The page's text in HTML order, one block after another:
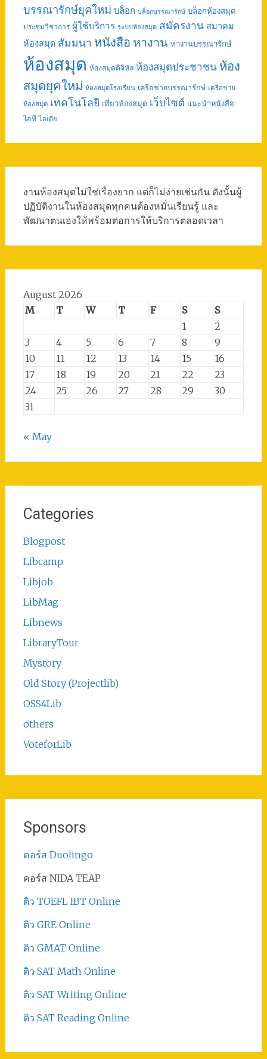
บรรณารักษ์ยุคใหม่ บล็อก บล็อกบรรณารักษ์ บล็อกห้องสมุด
ประชุมวิชาการ ผู้ใช้บริการ ระบบห้องสมุด สมัครงาน สมาคม
ห้องสมุด สัมมนา หนังสือ หางาน หางานบรรณารักษ์
ห้องสมุด ห้องสมุดดิจิทัล ห้องสมุดประชาชน ห้อง
สมุดยุคใหม่ ห้องสมุดโรงเรียน เครือข่ายบรรณารักษ์ เครือข่าย
ห้องสมุด เทคโนโลยี เที่ยวห้องสมุด เว็บไซต์ แนะนำหนังสือ
ไอที ไอเดีย
งานห้องสมุดไม่ใช่เรื่องยาก แต่ก็ไม่ง่ายเช่นกัน ดังนั้นผู้
ปฏิบัติงานในห้องสมุดทุกคนต้องหมั่นเรียนรู้ และ
พัฒนาตนเองให้พร้อมต่อการให้บริการตลอดเวลา
August 2026
M
T W T F S
S
1
2
3
4 5 6 7 8
9
10
11 12 13 14 15
16
17
18 19 20 21 22
23
24
25 26 27 28 29
30
31
« May
Categories
Blogpost
Libcamp
Libjob
LibMag
Libnews
LibraryTour
Mystory
Old Story (Projectlib)
OSS4Lib
others
VoteforLib
Sponsors
คอร์ส Duolingo
คอร์ส NIDA TEAP
ติว TOEFL IBT Online
ติว GRE Online
ติว GMAT Online
ติว SAT Math Online
ติว SAT Writing Online
ติว SAT Reading Online